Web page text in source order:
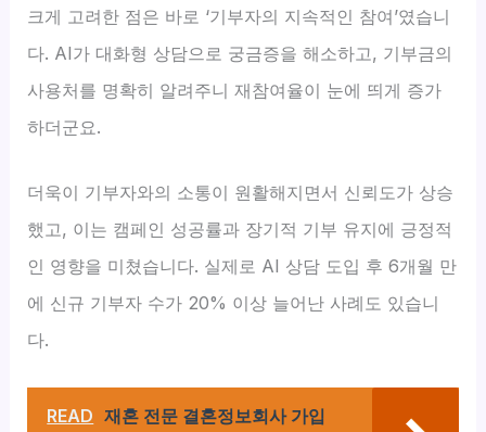
크게 고려한 점은 바로 ‘기부자의 지속적인 참여’였습니
다. AI가 대화형 상담으로 궁금증을 해소하고, 기부금의
사용처를 명확히 알려주니 재참여율이 눈에 띄게 증가
하더군요.
더욱이 기부자와의 소통이 원활해지면서 신뢰도가 상승
했고, 이는 캠페인 성공률과 장기적 기부 유지에 긍정적
인 영향을 미쳤습니다. 실제로 AI 상담 도입 후 6개월 만
에 신규 기부자 수가 20% 이상 늘어난 사례도 있습니
다.
READ 재혼 전문 결혼정보회사 가입